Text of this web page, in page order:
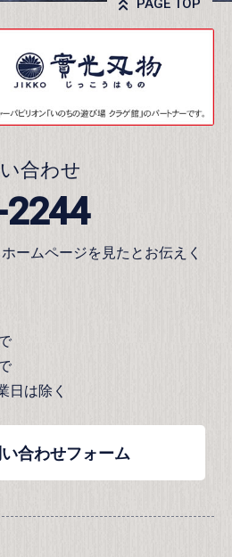
PAGE TOP
合わせ
ームページを見たとお伝えく
日は除く
合わせフォーム